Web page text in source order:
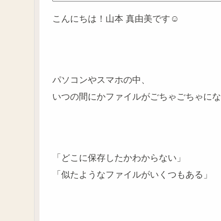
こんにちは！山本 真由美です☺️
パソコンやスマホの中、
いつの間にかファイルがごちゃごちゃに
「どこに保存したかわからない」
「似たようなファイルがいくつもある」